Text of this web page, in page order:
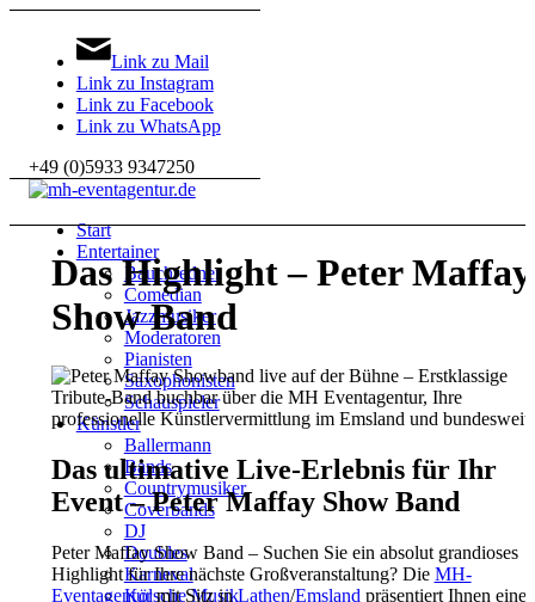
Link zu Mail
Link zu Instagram
Link zu Facebook
Link zu WhatsApp
+49 (0)5933 9347250
Start
Entertainer
Bauchredner
Comedian
Jazzmusiker
Moderatoren
Pianisten
Saxophonisten
Schauspieler
Künstler
Ballermann
Bands
Countrymusiker
Coverbands
DJ
Doubles
Karneval
Kölsche Musik
Das Highlight – Peter Maffay
Show Band
Das ultimative Live-Erlebnis für Ihr
Event – Peter Maffay Show Band
Peter Maffay Show Band – Suchen Sie ein absolut grandioses
Highlight für Ihre nächste Großveranstaltung? Die MH-
Eventagenturmit Sitz inLathen/Emsland präsentiert Ihnen eine